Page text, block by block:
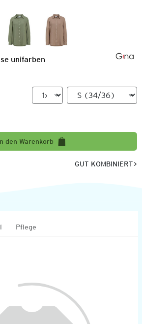
unifarben
den Warenkorb
GUT KOMBINIERT
Pflege